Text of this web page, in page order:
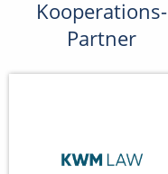
Kooperations-
Partner